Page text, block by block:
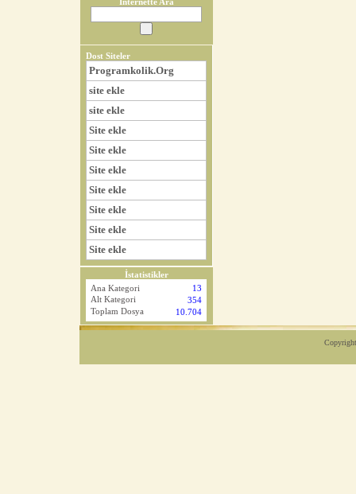
Dost Siteler
Programkolik.Org
site ekle
site ekle
Site ekle
Site ekle
Site ekle
Site ekle
Site ekle
Site ekle
Site ekle
İstatistikler
Ana Kategori
13
Alt Kategori
354
Toplam Dosya 10.704